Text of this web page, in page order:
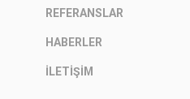
REFERANSLAR
HABERLER
İLETIŞIM